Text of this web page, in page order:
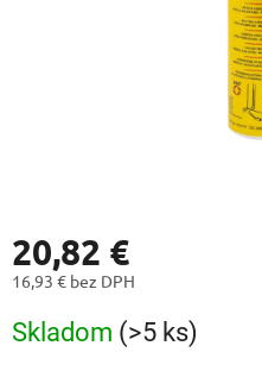
20,82 €
16,93 € bez DPH
cena:
Skladom (>5 ks)